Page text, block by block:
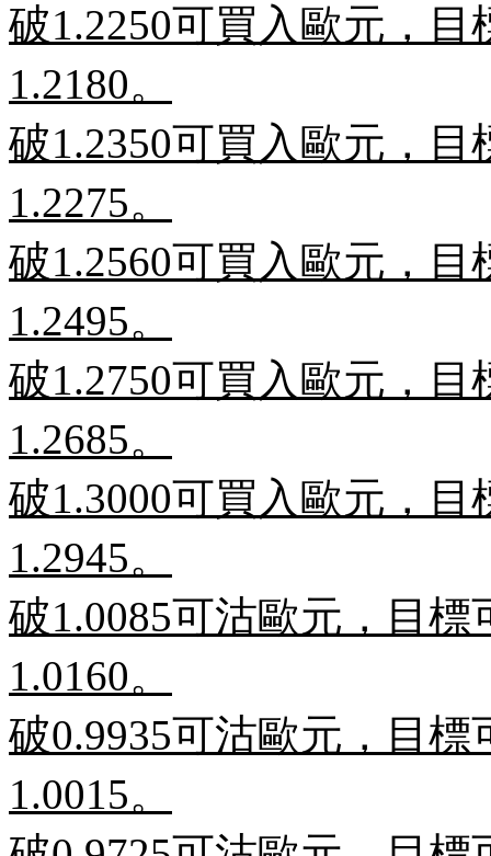
破1.2250可買入歐元，目
1.2180。
破1.2350可買入歐元，目
1.2275。
破1.2560可買入歐元，目
1.2495。
破1.2750可買入歐元，目
1.2685。
破1.3000可買入歐元，目
1.2945。
破1.0085可沽歐元，目標
1.0160。
破0.9935可沽歐元，目標
1.0015。